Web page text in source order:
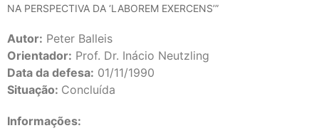
NA PERSPECTIVA DA ‘LABOREM EXERCENS’”
Autor: Peter Balleis
Orientador: Prof. Dr. Inácio Neutzling
Data da defesa: 01/11/1990
Situação: Concluída
Informações: